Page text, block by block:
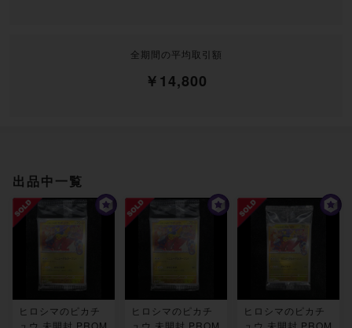
全期間の平均取引額
￥14,800
出品中一覧
ヒロシマのピカチ
ュウ 未開封 PROM
ヒロシマのピカチ
ュウ 未開封 PROM
ヒロシマのピカチ
ュウ 未開封 PROM